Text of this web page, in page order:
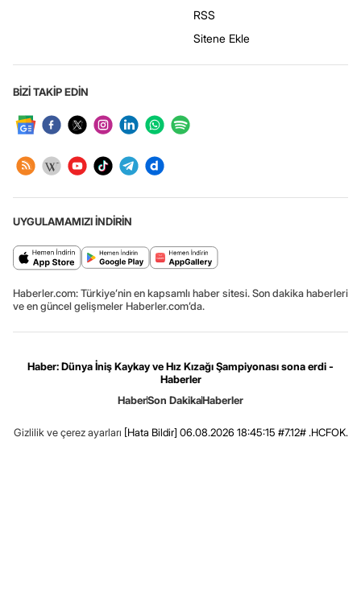
RSS
Sitene Ekle
BİZİ TAKİP EDİN
UYGULAMAMIZI İNDİRİN
Haberler.com: Türkiye’nin en kapsamlı haber sitesi. Son dakika haberleri
ve en güncel gelişmeler Haberler.com’da.
Haber: Dünya İniş Kaykay ve Hız Kızağı Şampiyonası sona erdi -
Haberler
HaberSon DakikaHaberler
Gizlilik ve çerez ayarları [Hata Bildir] 06.08.2026 18:45:15 #7.12# .HCFOK.